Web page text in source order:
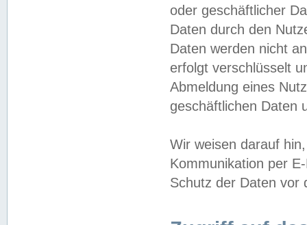
oder geschäftlicher
Daten durch den
Daten werden nicht
erfolgt verschlüsselt
Abmeldung eines
geschäftlichen Daten
Wir weisen darauf
Kommunikation per
Schutz der Daten vor